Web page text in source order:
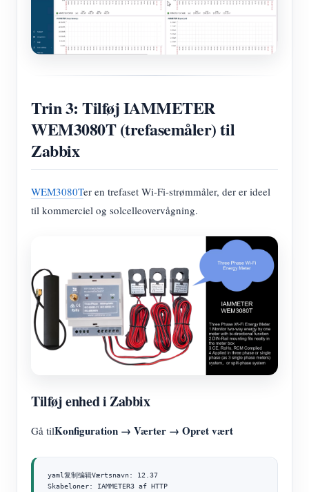
Trin 3: Tilføj IAMMETER
WEM3080T (trefasemåler) til
Zabbix
WEM3080Ter en trefaset Wi-Fi-strømmåler, der er ideel
til kommerciel og solcelleovervågning.
Tilføj enhed i Zabbix
Gå tilKonfiguration → Værter → Opret vært
yaml复制编辑Værtsnavn: 12.37
Skabeloner: IAMMETER3 af HTTP